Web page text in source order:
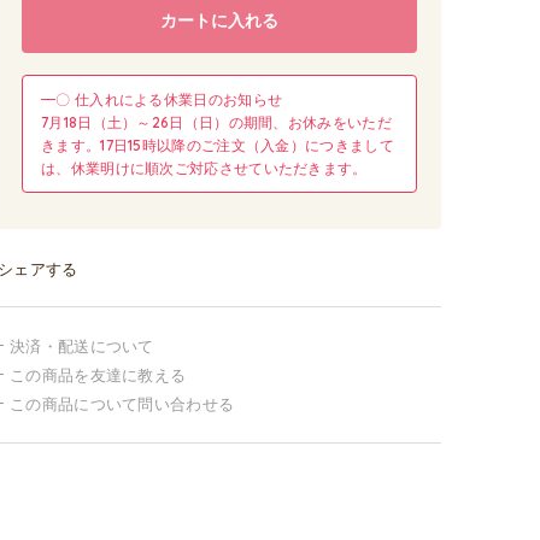
カートに入れる
━〇 仕入れによる休業日のお知らせ
7月18日（土）～26日（日）の期間、お休みをいただ
きます。17日15時以降のご注文（入金）につきまして
は、休業明けに順次ご対応させていただきます。
シェアする
決済・配送について
この商品を友達に教える
この商品について問い合わせる